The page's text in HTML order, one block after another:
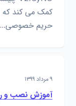
کمک می کند که
حریم خصوصی…
۹ مرداد ۱۳۹۹
آموزش نصب و